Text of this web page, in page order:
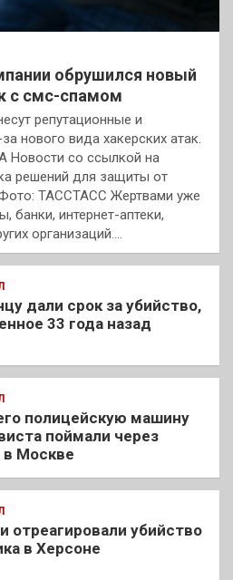
обрушился новый
с смс-спамом
репутационные и
нового вида хакерских атак.
со ссылкой на
решений для защиты от
Фото: ТАССТАСС Жертвами уже
банки, интернет-аптеки,
организаций.…
дали срок за убийство,
33 года назад
полицейскую машину
поймали через
Москве
отреагировали убийство
в Херсоне